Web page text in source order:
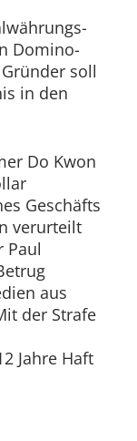
Domino-
soll
in den
Do Kwon
Geschäfts
verurteilt
Paul
aus
der Strafe
Jahre Haft